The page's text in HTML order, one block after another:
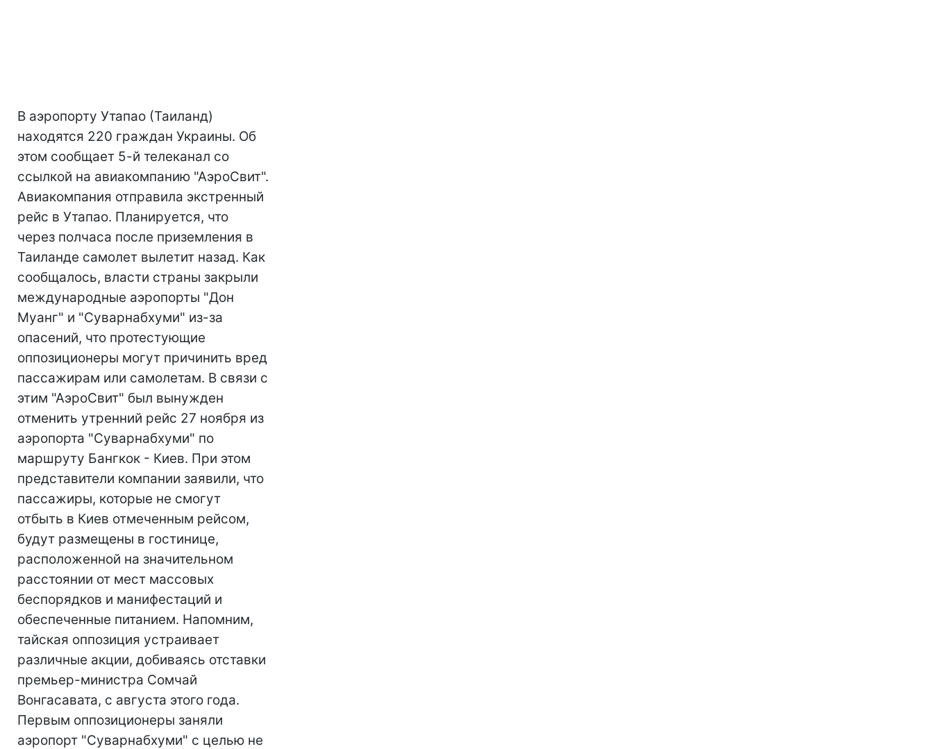
В аэропорту Утапао (Таиланд)
находятся 220 граждан Украины. Об
этом сообщает 5-й телеканал со
ссылкой на авиакомпанию "АэроСвит".
Авиакомпания отправила экстренный
рейс в Утапао. Планируется, что
через полчаса после приземления в
Таиланде самолет вылетит назад. Как
сообщалось, власти страны закрыли
международные аэропорты "Дон
Муанг" и "Суварнабхуми" из-за
опасений, что протестующие
оппозиционеры могут причинить вред
пассажирам или самолетам. В связи с
этим "АэроСвит" был вынужден
отменить утренний рейс 27 ноября из
аэропорта "Суварнабхуми" по
маршруту Бангкок - Киев. При этом
представители компании заявили, что
пассажиры, которые не смогут
отбыть в Киев отмеченным рейсом,
будут размещены в гостинице,
расположенной на значительном
расстоянии от мест массовых
беспорядков и манифестаций и
обеспеченные питанием. Напомним,
тайская оппозиция устраивает
различные акции, добиваясь отставки
премьер-министра Сомчай
Вонгасавата, с августа этого года.
Первым оппозиционеры заняли
аэропорт "Суварнабхуми" с целью не